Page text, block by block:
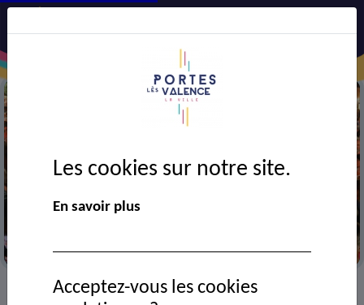
> VIE MUNICIPALE > Ressources documentaires
Les cookies sur notre site.
En savoir plus
Acceptez-vous les cookies